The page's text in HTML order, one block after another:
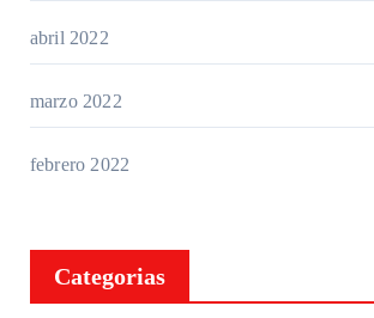
abril 2022
marzo 2022
febrero 2022
Categorias